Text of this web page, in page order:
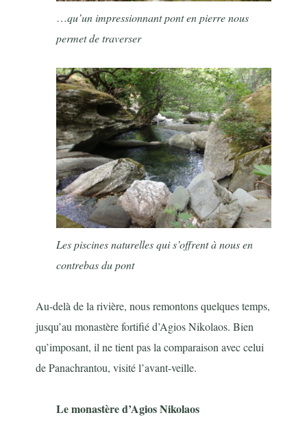
…qu’un impressionnant pont en pierre nous
permet de traverser
Les piscines naturelles qui s’offrent à nous en
contrebas du pont
Au-delà de la rivière, nous remontons quelques temps,
jusqu’au monastère fortifié d’Agios Nikolaos. Bien
qu’imposant, il ne tient pas la comparaison avec celui
de Panachrantou, visité l’avant-veille.
Le monastère d’Agios Nikolaos